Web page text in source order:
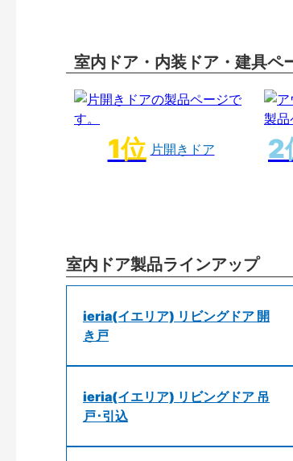
室内ドア・内装ドア・建具ペ
片開きドア
室内ドア製品ラインアップ
ieria(イエリア) リビングドア 開
き戸
ieria(イエリア) リビングドア 吊
戸･引込